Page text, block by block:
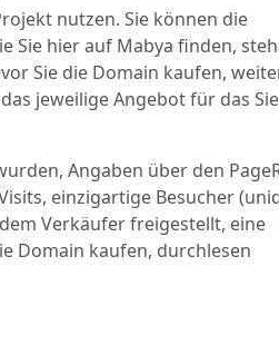
nutzen. Sie können die
Sie hier auf Mabya finden,
Sie die Domain kaufen,
jeweilige Angebot für das Sie
Angaben über den
einzigartige Besucher
Verkäufer freigestellt, eine
Domain kaufen, durchlesen